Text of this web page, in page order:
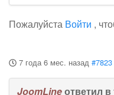
Пожалуйста Войти ,
7 года 6 мес. назад #7823
JoomLineответил в